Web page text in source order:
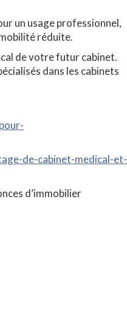
un usage professionnel,
réduite.
de votre futur cabinet.
dans les cabinets
de-cabinet-medical-et-
d’immobilier